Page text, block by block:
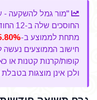
"מור גמל להשקעה -
מתחת לממוצע ב-
חישוב הממוצעים נעשה
קופות/קרנות קטנות או
ולכן אינן מוצגות בטבלת